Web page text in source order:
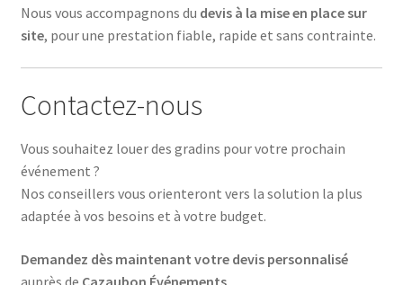
Nous vous accompagnons du devis à la mise en place sur
site, pour une prestation fiable, rapide et sans contrainte.
Contactez-nous
Vous souhaitez louer des gradins pour votre prochain
événement ?
Nos conseillers vous orienteront vers la solution la plus
adaptée à vos besoins et à votre budget.
Demandez dès maintenant votre devis personnalisé